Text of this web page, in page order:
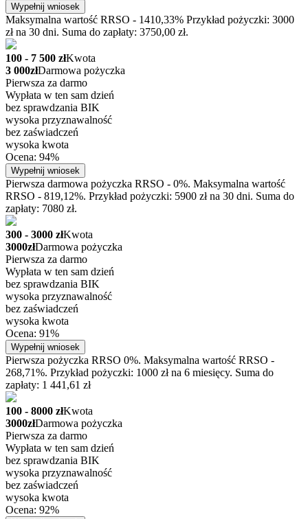
Wypełnij wniosek
Maksymalna wartość RRSO - 1410,33% Przykład pożyczki: 3000
zł na 30 dni. Suma do zapłaty: 3750,00 zł.
100 - 7 500 złKwota
3 000złDarmowa pożyczka
Pierwsza za darmo
Wypłata w ten sam dzień
bez sprawdzania BIK
wysoka przyznawalność
bez zaświadczeń
wysoka kwota
Ocena: 94%
Wypełnij wniosek
Pierwsza darmowa pożyczka RRSO - 0%. Maksymalna wartość
RRSO - 819,12%. Przykład pożyczki: 5900 zł na 30 dni. Suma do
zapłaty: 7080 zł.
300 - 3000 złKwota
3000złDarmowa pożyczka
Pierwsza za darmo
Wypłata w ten sam dzień
bez sprawdzania BIK
wysoka przyznawalność
bez zaświadczeń
wysoka kwota
Ocena: 91%
Wypełnij wniosek
Pierwsza pożyczka RRSO 0%. Maksymalna wartość RRSO -
268,71%. Przykład pożyczki: 1000 zł na 6 miesięcy. Suma do
zapłaty: 1 441,61 zł
100 - 8000 złKwota
3000złDarmowa pożyczka
Pierwsza za darmo
Wypłata w ten sam dzień
bez sprawdzania BIK
wysoka przyznawalność
bez zaświadczeń
wysoka kwota
Ocena: 92%